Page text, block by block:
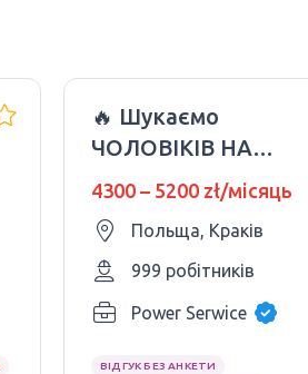
🔥 Шукаємо
ЧОЛОВІКІВ НА
СТАБІЛЬНУ
РОБОТУ ПО
UMOWA O PRACĘ!
KRAKÓW
4300 – 5200 zł/місяць
Польща, Краків
999 робітників
Power Serwice
ВІДГУК БЕЗ АНКЕТИ